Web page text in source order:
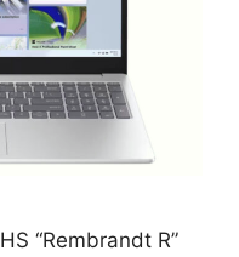
“Rembrandt R”